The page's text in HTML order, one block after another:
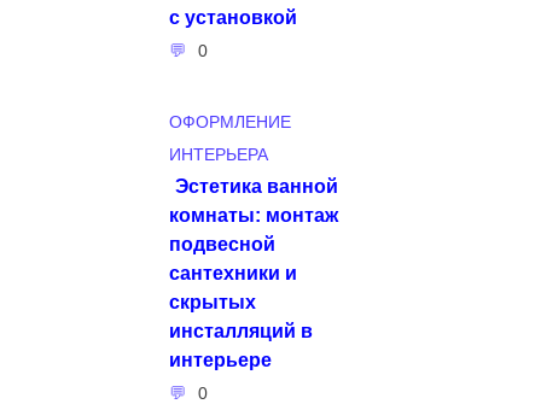
с установкой
0
ОФОРМЛЕНИЕ
ИНТЕРЬЕРА
Эстетика ванной
комнаты: монтаж
подвесной
сантехники и
скрытых
инсталляций в
интерьере
0